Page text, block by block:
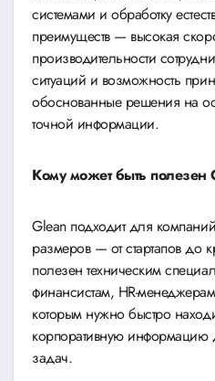
системами и обработку
преимуществ — высокая
производительности
ситуаций и возможность
обоснованные решения на
точной информации.
Кому может быть полезен
Glean подходит для
размеров — от стартапов до
полезен техническим
финансистам, HR-
которым нужно быстро
корпоративную информацию
задач.